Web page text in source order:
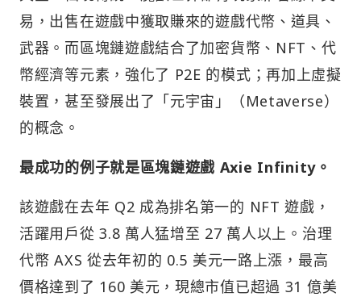
易，出售在遊戲中獲取賺來的遊戲代幣、道具、
武器。而區塊鏈遊戲結合了加密貨幣、NFT、代
幣經濟等元素，強化了 P2E 的模式；再加上虛擬
裝置，甚至發展出了「元宇宙」（Metaverse）
的概念。
最成功的例子就是區塊鏈遊戲 Axie Infinity。
該遊戲在去年 Q2 成為排名第一的 NFT 遊戲，
活躍用戶從 3.8 萬人猛增至 27 萬人以上。治理
代幣 AXS 從去年初的 0.5 美元一路上漲，最高
價格達到了 160 美元，現總市值已超過 31 億美